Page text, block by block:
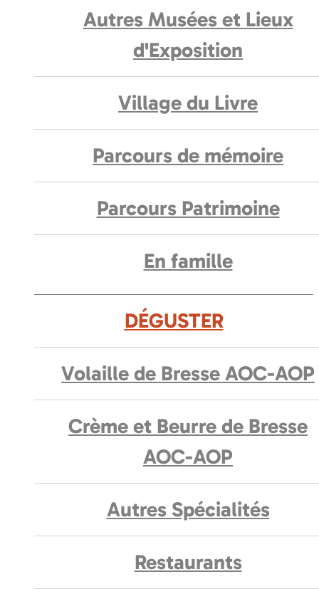
Autres Musées et Lieux
d'Exposition
Village du Livre
Parcours de mémoire
Parcours Patrimoine
En famille
DÉGUSTER
Volaille de Bresse AOC-AOP
Crème et Beurre de Bresse
AOC-AOP
Autres Spécialités
Restaurants